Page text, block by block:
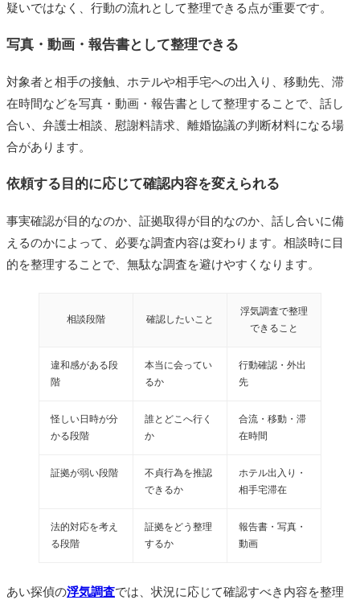
疑いではなく、行動の流れとして整理できる点が重要です。
写真・動画・報告書として整理できる
対象者と相手の接触、ホテルや相手宅への出入り、移動先、滞
在時間などを写真・動画・報告書として整理することで、話し
合い、弁護士相談、慰謝料請求、離婚協議の判断材料になる場
合があります。
依頼する目的に応じて確認内容を変えられる
事実確認が目的なのか、証拠取得が目的なのか、話し合いに備
えるのかによって、必要な調査内容は変わります。相談時に目
的を整理することで、無駄な調査を避けやすくなります。
相談段階 確認したいこと
浮気調査で整理
できること
違和感がある段
階
本当に会ってい
るか
行動確認・外出
先
怪しい日時が分
かる段階
誰とどこへ行く
か
合流・移動・滞
在時間
証拠が弱い段階
不貞行為を推認
できるか
ホテル出入り・
相手宅滞在
法的対応を考え
る段階
証拠をどう整理
するか
報告書・写真・
動画
あい探偵の浮気調査では、状況に応じて確認すべき内容を整理